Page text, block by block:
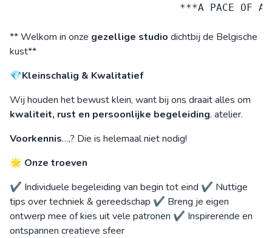
***A PACE OF
** Welkom in onze gezellige studio dichtbij de Belgische
kust**
💎Kleinschalig & Kwalitatief
Wij houden het bewust klein, want bij ons draait alles om
kwaliteit, rust en persoonlijke begeleiding. atelier.
Voorkennis…,? Die is helemaal niet nodig!
🌟 Onze troeven
✔️ Individuele begeleiding van begin tot eind ✔️ Nuttige
tips over techniek & gereedschap ✔️ Breng je eigen
ontwerp mee of kies uit vele patronen ✔️ Inspirerende en
ontspannen creatieve sfeer